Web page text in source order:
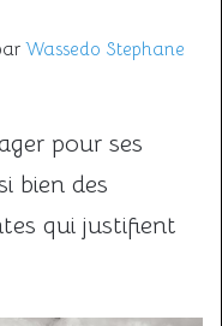
Wassedo Stephane
pour ses
bien des
qui justifient